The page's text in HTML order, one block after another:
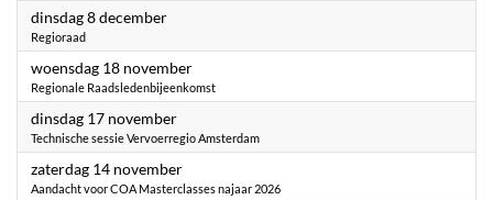
dinsdag 8 december2026
Regioraad
woensdag 18 november2026
Regionale Raadsledenbijeenkomst
dinsdag 17 november2026
Technische sessie Vervoerregio Amsterdam
zaterdag 14 november2026
Aandacht voor COA Masterclasses najaar 2026